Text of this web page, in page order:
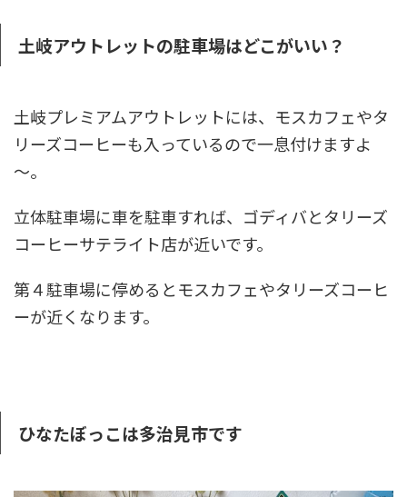
土岐アウトレットの駐車場はどこがいい？
土岐プレミアムアウトレットには、モスカフェやタ
リーズコーヒーも入っているので一息付けますよ
～。
立体駐車場に車を駐車すれば、ゴディバとタリーズ
コーヒーサテライト店が近いです。
第４駐車場に停めるとモスカフェやタリーズコーヒ
ーが近くなります。
ひなたぼっこは多治見市です